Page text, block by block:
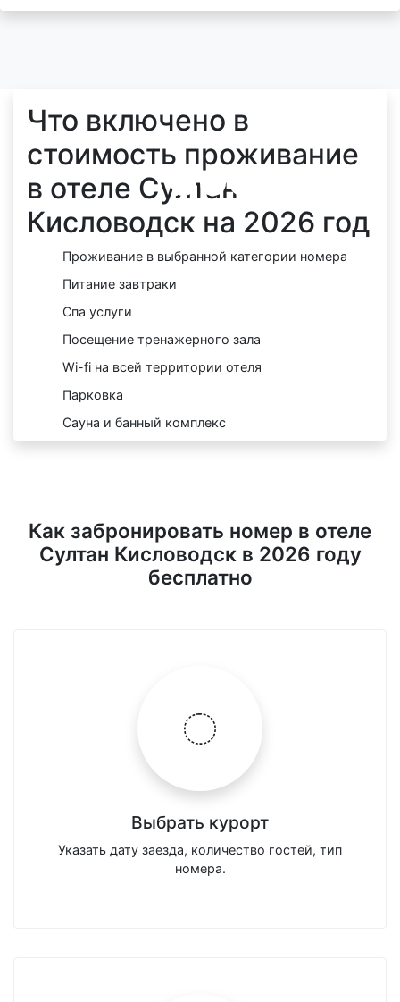
Что включено в
стоимость проживание
в отеле Султан
Кисловодск на 2026 год
Проживание в выбранной категории номера
Питание завтраки
Спа услуги
Посещение тренажерного зала
Wi-fi на всей территории отеля
Парковка
Сауна и банный комплекс
Как забронировать номер в отеле
Султан Кисловодск в 2026 году
бесплатно
Выбрать курорт
Указать дату заезда, количество гостей, тип
номера.